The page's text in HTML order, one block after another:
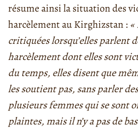
résume ainsi la situation des
harcèlement au Kirghizstan : «
critiquées lorsqu’elles parlent
harcèlement dont elles sont
du temps, elles disent que
les soutient pas, sans parler
plusieurs femmes qui se sont
plaintes, mais il n’y a pas de